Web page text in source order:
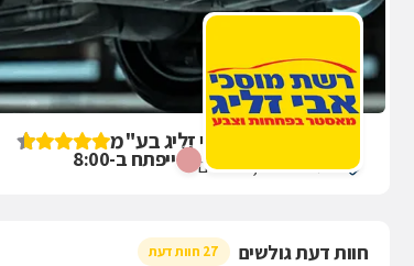
ייפתח ב-8:00
ביקורת על מוסך אבי זליג בע"מ
בית היוצר 17, ירושלים
חוות דעת גולשים 27 חוות דעת